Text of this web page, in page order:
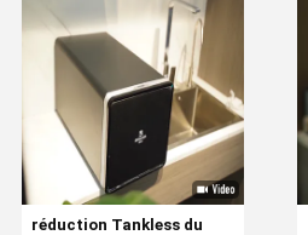
réduction Tankless du